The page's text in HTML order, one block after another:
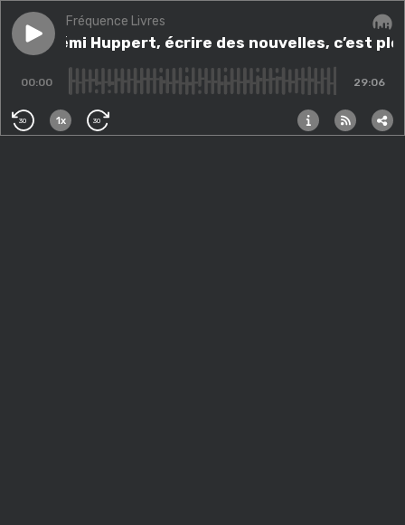
Play episodePour Rémi Huppert, écrire des nouvelles, c’est
Fréquence Livres
Pour Rémi Huppert, écrire des nouvelles, c’est
00:00 29:06
30 1x 30